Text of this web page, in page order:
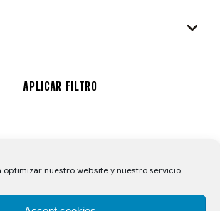
optimizar nuestro website y nuestro servicio.
APLICAR FILTRO
MADRID JUVENIL, 1970